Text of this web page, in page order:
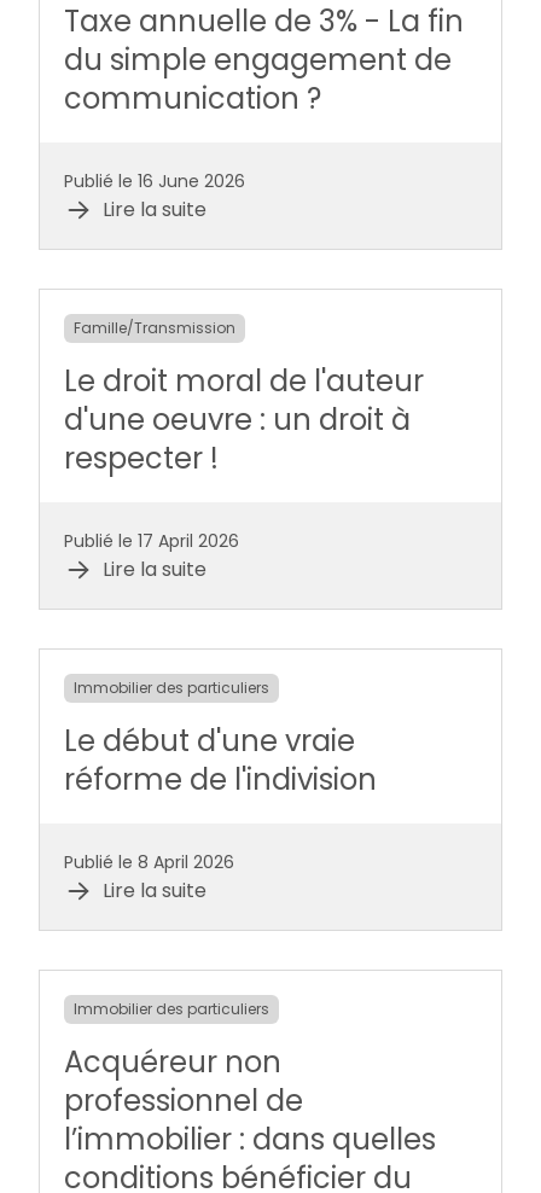
Taxe annuelle de 3% - La fin
du simple engagement de
communication ?
Publié le 16 June 2026
Lire la suite
Famille/Transmission
Le droit moral de l'auteur
d'une oeuvre : un droit à
respecter !
Publié le 17 April 2026
Lire la suite
Immobilier des particuliers
Le début d'une vraie
réforme de l'indivision
Publié le 8 April 2026
Lire la suite
Immobilier des particuliers
Acquéreur non
professionnel de
l’immobilier : dans quelles
conditions bénéficier du